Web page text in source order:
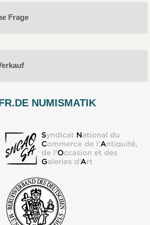
Frage
NUMISMATIK